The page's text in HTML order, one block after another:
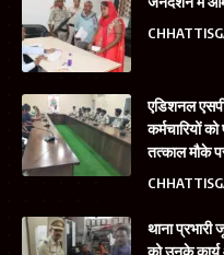
एडिशनल
कर्मचारियों
तत्काल मौके
थाना प्रभारी
को उनके